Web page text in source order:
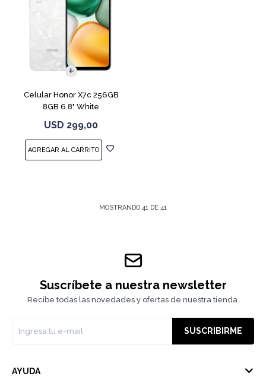
Celular Honor X7c 256GB
8GB 6.8" White
USD 299,00
COMPARAR
MOSTRANDO 41 DE 41
Suscríbete a nuestra newsletter
Recibe todas las novedades y ofertas de nuestra tienda.
SUSCRIBIRME
AYUDA